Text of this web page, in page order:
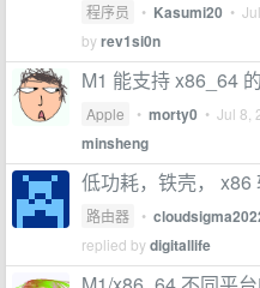
程序员 • Kasumi20 •
byrev1si0n
M1 能支持 x86_64
Apple • morty0 • Jul 8,
minsheng
低功耗，铁壳， x86
路由器 •
replied bydigitallife